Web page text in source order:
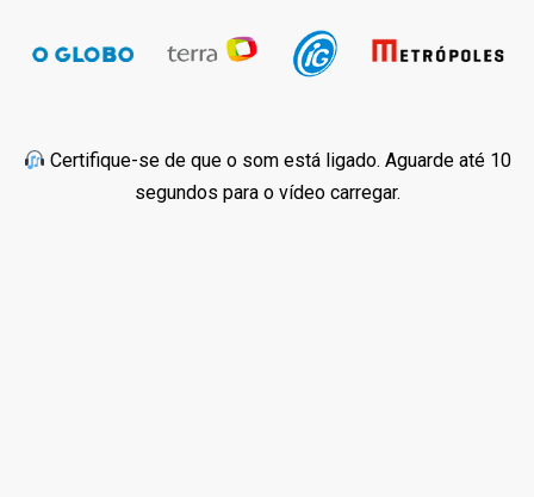
Certifique-se de que o som está ligado. Aguarde até 10
segundos para o vídeo carregar.